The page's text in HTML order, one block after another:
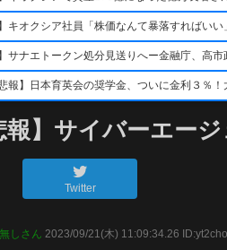
】キオクシア社員「株価なんて暴落すればい
】サナエトークン処分見送りへー金融庁、高
悲報】日本育英会の奨学金、ついに金利３％！
報】サイバーエー
Twitter
しさん 2023/09/21(木) 11:09:34.26